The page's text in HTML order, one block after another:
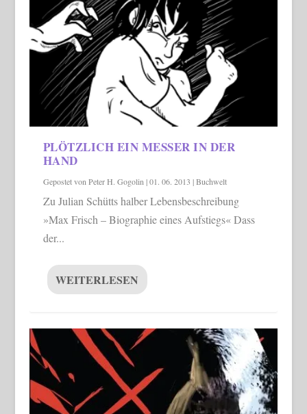
PLÖTZLICH EIN MESSER IN DER
HAND
Gepostet vonPeter H. Gogolin|01. 06. 2013 |Buchwelt
Zu Julian Schütts halber Lebensbeschreibung
»Max Frisch – Biographie eines Aufstiegs« Dass
der...
WEITERLESEN